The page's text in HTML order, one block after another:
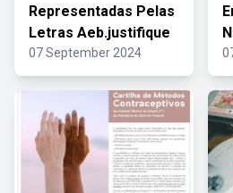
Representadas Pelas
Letras Aeb.justifique
07 September 2024